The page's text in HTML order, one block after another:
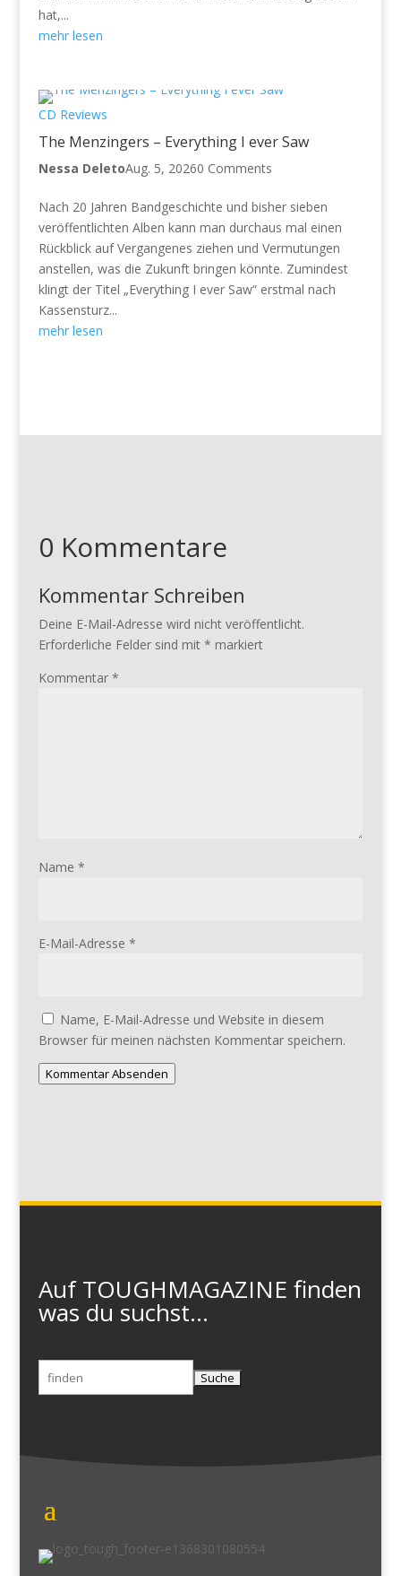
hat,...
mehr lesen
CD Reviews
The Menzingers – Everything I ever Saw
Nessa DeletoAug. 5, 20260 Comments
Nach 20 Jahren Bandgeschichte und bisher sieben
veröffentlichten Alben kann man durchaus mal einen
Rückblick auf Vergangenes ziehen und Vermutungen
anstellen, was die Zukunft bringen könnte. Zumindest
klingt der Titel „Everything I ever Saw“ erstmal nach
Kassensturz...
mehr lesen
0 Kommentare
Kommentar Schreiben
Deine E-Mail-Adresse wird nicht veröffentlicht.
Erforderliche Felder sind mit * markiert
Kommentar *
Name *
E-Mail-Adresse *
Name, E-Mail-Adresse und Website in diesem
Browser für meinen nächsten Kommentar speichern.
Kommentar Absenden
Auf TOUGHMAGAZINE finden
was du suchst...
Suchen
nach: